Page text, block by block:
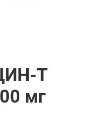
Т
мг